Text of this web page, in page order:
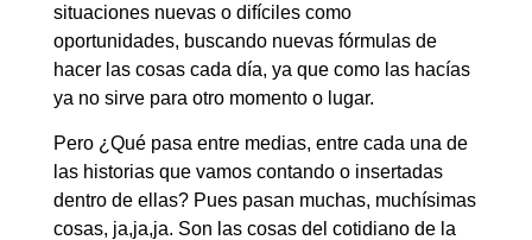
situaciones nuevas o difíciles como
oportunidades, buscando nuevas fórmulas de
hacer las cosas cada día, ya que como las hacías
ya no sirve para otro momento o lugar.
Pero ¿Qué pasa entre medias, entre cada una de
las historias que vamos contando o insertadas
dentro de ellas? Pues pasan muchas, muchísimas
cosas, ja,ja,ja. Son las cosas del cotidiano de la